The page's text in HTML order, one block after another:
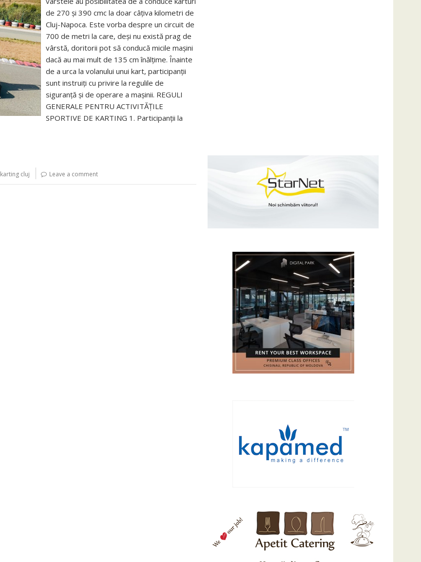
de 270 și 390 cmc la doar câțiva kilometri de
Cluj-Napoca. Este vorba despre un circuit de
700 de metri la care, deși nu există prag de
vârstă, doritorii pot să conducă micile mașini
dacă au mai mult de 135 cm înălțime. Înainte
de a urca la volanului unui kart, participanții
sunt instruiți cu privire la regulile de
siguranță și de operare a mașinii. REGULI
GENERALE PENTRU ACTIVITĂȚILE
SPORTIVE DE KARTING 1. Participanții la
karting cluj Leave a comment